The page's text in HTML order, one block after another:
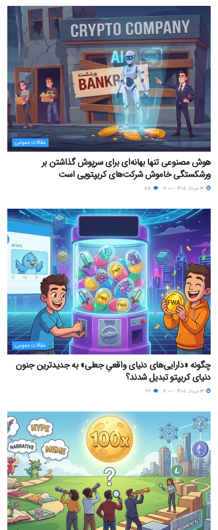
مقالات عمومی
هوش مصنوعی تنها بهانه‌ای برای سرپوش گذاشتن بر
ورشکستگی خاموش شرکت‌های کریپتویی است
مقالات عمومی
چگونه «دارایی‌های دنیای واقعیِ جعلی» به جدیدترین جنون
دنیای کریپتو تبدیل شدند؟